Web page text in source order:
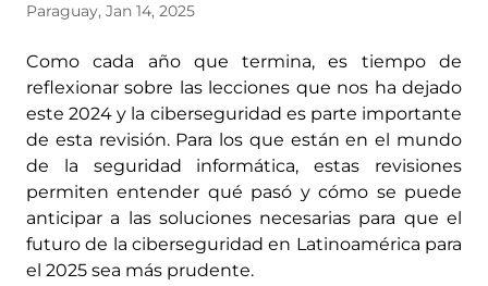
Paraguay, Jan 14, 2025
Como cada año que termina, es tiempo de
reflexionar sobre las lecciones que nos ha dejado
este 2024 y la ciberseguridad es parte importante
de esta revisión. Para los que están en el mundo
de la seguridad informática, estas revisiones
permiten entender qué pasó y cómo se puede
anticipar a las soluciones necesarias para que el
futuro de la ciberseguridad en Latinoamérica para
el 2025 sea más prudente.